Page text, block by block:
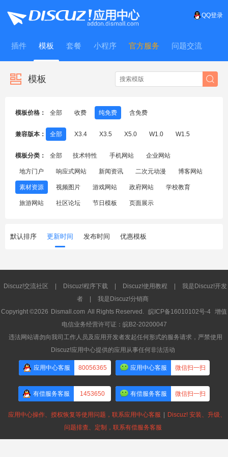
QQ登录
插件 模板 套餐 小程序 官方服务 问题交流
WitFrame
模板
模板价格： 全部 收费 纯免费 含免费
兼容版本： 全部 X3.4 X3.5 X5.0 W1.0 W1.5
模板分类： 全部 技术特性 手机网站 企业网站
地方门户 响应式网站 新闻资讯 二次元动漫 博客网站
素材资源 视频图片 游戏网站 政府网站 学校教育
旅游网站 社区论坛 节日模板 页面展示
默认排序 更新时间 发布时间 优惠模板
Discuz!交流社区 Discuz!程序下载 Discuz!使用教程
我是Discuz!开发
者
我是Discuz!分销商
Copyright ©2026 Dismall.com All Rights Reserved. 皖ICP备16010102号-4 增值
电信业务经营许可证：皖B2-20200047
违法网站请勿向我司工作人员及应用开发者发起任何形式的服务请求，严禁使用
Discuz!应用中心提供的应用从事任何非法活动
应用中心客服 80056365 应用中心客服 微信扫一扫
有偿服务客服 1453650 有偿服务客服 微信扫一扫
应用中心操作、授权恢复等使用问题，联系应用中心客服
Discuz! 安装、升级、
问题排查、定制，联系有偿服务客服